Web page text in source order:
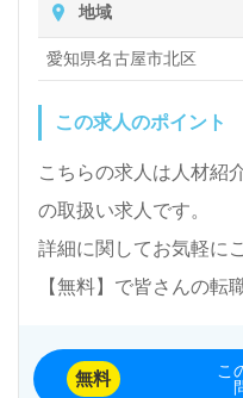
地域
愛知県名古屋市北区
この求人のポイント
こちらの求人は人材紹
の取扱い求人です。
詳細に関してお気軽に
【無料】で皆さんの転
無料
こ